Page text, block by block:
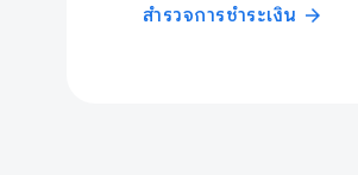
สำรวจการชำระเงิน arrow_forward